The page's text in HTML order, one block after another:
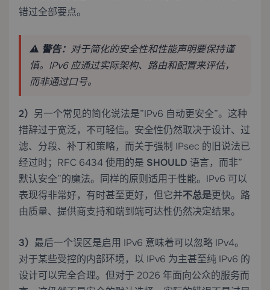
错过全部要点。
⚠️ 警告： 对于简化的安全性和性能声明要保持谨
慎。IPv6 应通过实际架构、路由和配置来评估，
而非通过口号。
2） 另一个常见的简化说法是”IPv6 自动更安全”。这种
措辞过于宽泛，不可轻信。安全性仍然取决于设计、过
滤、分段、补丁和策略，而关于强制 IPsec 的旧说法已
经过时；RFC 6434 使用的是 SHOULD 语言，而非”
默认安全”的魔法。同样的原则适用于性能。IPv6 可以
表现得非常好，有时甚至更好，但它并不总是更快。路
由质量、提供商支持和端到端可达性仍然决定结果。
3） 最后一个误区是启用 IPv6 意味着可以忽略 IPv4。
对于某些受控的内部环境，以 IPv6 为主甚至纯 IPv6 的
设计可以完全合理。但对于 2026 年面向公众的服务而